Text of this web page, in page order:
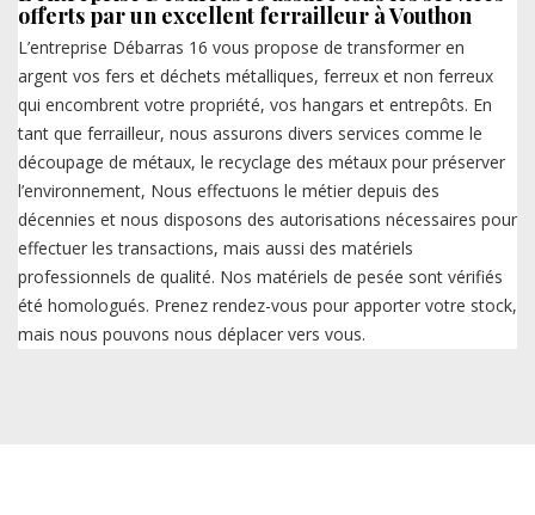
offerts par un excellent ferrailleur à Vouthon
L’entreprise Débarras 16 vous propose de transformer en
argent vos fers et déchets métalliques, ferreux et non ferreux
qui encombrent votre propriété, vos hangars et entrepôts. En
tant que ferrailleur, nous assurons divers services comme le
découpage de métaux, le recyclage des métaux pour préserver
l’environnement, Nous effectuons le métier depuis des
décennies et nous disposons des autorisations nécessaires pour
effectuer les transactions, mais aussi des matériels
professionnels de qualité. Nos matériels de pesée sont vérifiés
été homologués. Prenez rendez-vous pour apporter votre stock,
mais nous pouvons nous déplacer vers vous.